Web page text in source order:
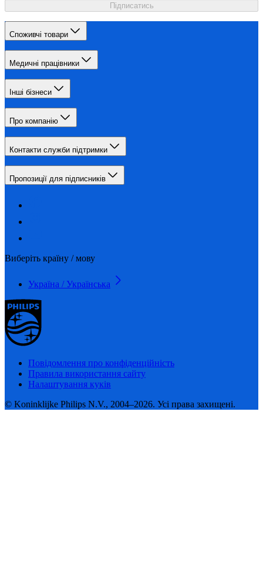
Підписатись
Споживчі товари
Медичні працівники
Інші бізнеси
Про компанію
Контакти служби підтримки
Пропозиції для підписників
Виберіть країну / мову
Україна / Українська
Повідомлення про конфіденційність
Правила використання сайту
Налаштування куків
© Koninklijke Philips N.V., 2004–2026. Усі права захищені.